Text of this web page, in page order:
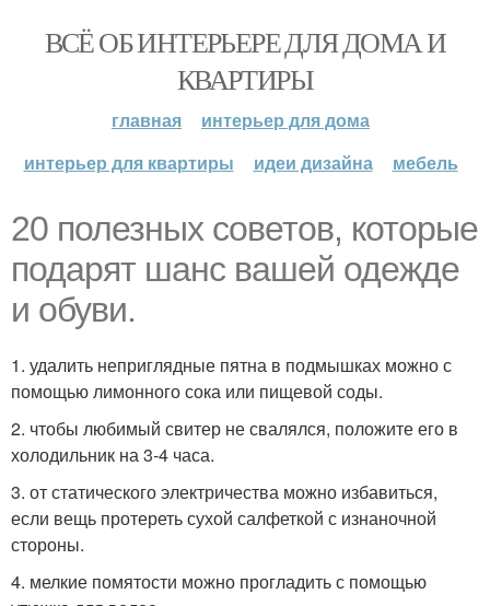
ВСЁ ОБ ИНТЕРЬЕРЕ ДЛЯ ДОМА И
КВАРТИРЫ
главная
интерьер для дома
интерьер для квартиры
идеи дизайна мебель
20 полезных советов, которые
подарят шанс вашей одежде
и обуви.
1. удалить неприглядные пятна в подмышках можно с
помощью лимонного сока или пищевой соды.
2. чтобы любимый свитер не свалялся, положите его в
холодильник на 3-4 часа.
3. от статического электричества можно избавиться,
если вещь протереть сухой салфеткой с изнаночной
стороны.
4. мелкие помятости можно прогладить с помощью